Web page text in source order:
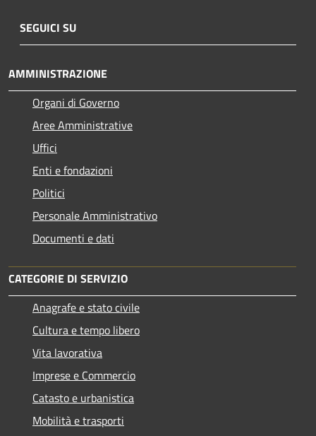
SEGUICI SU
AMMINISTRAZIONE
Organi di Governo
Aree Amministrative
Uffici
Enti e fondazioni
Politici
Personale Amministrativo
Documenti e dati
CATEGORIE DI SERVIZIO
Anagrafe e stato civile
Cultura e tempo libero
Vita lavorativa
Imprese e Commercio
Catasto e urbanistica
Mobilità e trasporti